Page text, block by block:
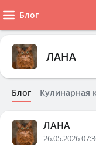
Блог
ЛАНА
Блог Кулинарная
ЛАНА
26.05.2026